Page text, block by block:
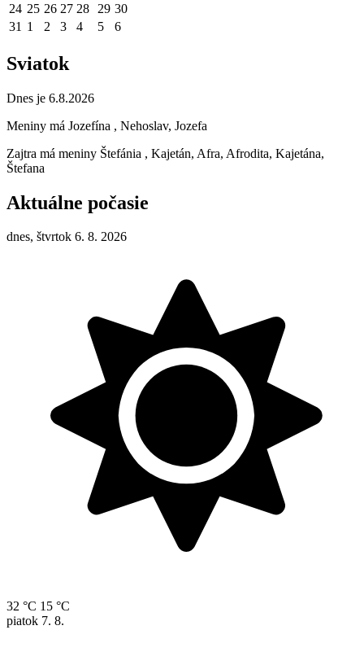
24 25 26 27 28 29 30
31 1 2 3 4 5 6
Sviatok
Dnes je 6.8.2026
Meniny má Jozefína , Nehoslav, Jozefa
Zajtra má meniny Štefánia , Kajetán, Afra, Afrodita, Kajetána,
Štefana
Aktuálne počasie
dnes, štvrtok 6. 8. 2026
32 °C 15 °C
piatok 7. 8.